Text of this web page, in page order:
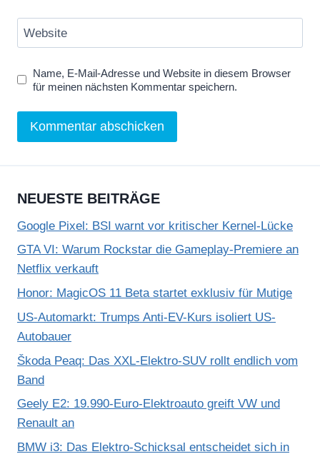
Website
Name, E-Mail-Adresse und Website in diesem Browser
für meinen nächsten Kommentar speichern.
NEUESTE BEITRÄGE
Google Pixel: BSI warnt vor kritischer Kernel-Lücke
GTA VI: Warum Rockstar die Gameplay-Premiere an
Netflix verkauft
Honor: MagicOS 11 Beta startet exklusiv für Mutige
US-Automarkt: Trumps Anti-EV-Kurs isoliert US-
Autobauer
Škoda Peaq: Das XXL-Elektro-SUV rollt endlich vom
Band
Geely E2: 19.990-Euro-Elektroauto greift VW und
Renault an
BMW i3: Das Elektro-Schicksal entscheidet sich in